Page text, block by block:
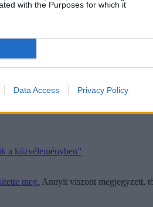
with the Purposes for which it
Data Access Privacy Policy
egyházi kötődése miatt is óriási port
a közvéleményben”
meg. Annyit viszont megjegyzett,